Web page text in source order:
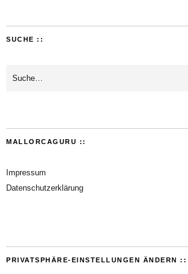
SUCHE ::
MALLORCAGURU ::
Impressum
Datenschutzerklärung
PRIVATSPHÄRE-EINSTELLUNGEN ÄNDERN ::